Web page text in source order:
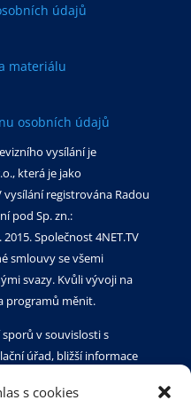
s cookies
údajů
materiálu
osobních údajů
vysílání je
která je jako
registrována Radou
pod Sp. zn.:
Společnost 4NET.TV
smlouvy se všemi
svazy. Kvůli vývoji na
programů měnit.
v souvislosti s
úřad, bližší informace
ochrana-